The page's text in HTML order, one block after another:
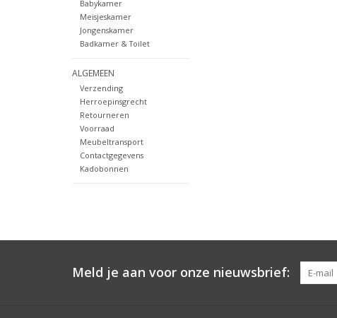
Babykamer
Meisjeskamer
Jongenskamer
Badkamer & Toilet
ALGEMEEN
Verzending
Herroepinsgrecht
Retourneren
Voorraad
Meubeltransport
Contactgegevens
Kadobonnen
Meld je aan voor onze nieuwsbrief: